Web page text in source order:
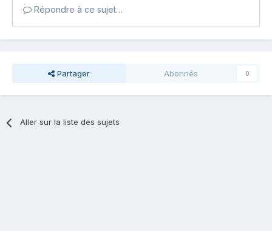
Répondre à ce sujet…
Partager Abonnés 0
Aller sur la liste des sujets